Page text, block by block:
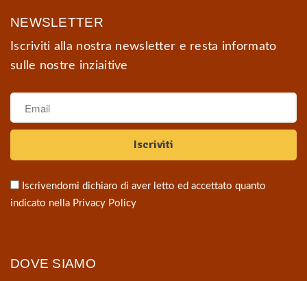
NEWSLETTER
Iscriviti alla nostra newsletter e resta informato
sulle nostre inziaitive
Iscrivendomi dichiaro di aver letto ed accettato quanto
indicato nella Privacy Policy
DOVE SIAMO